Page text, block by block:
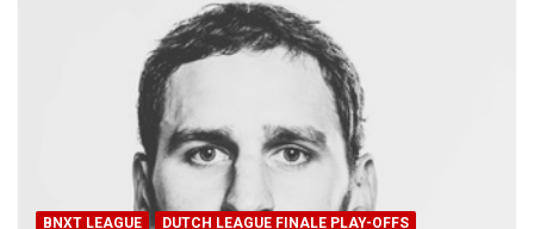
BNXT LEAGUE DUTCH LEAGUE FINALE PLAY-OFFS